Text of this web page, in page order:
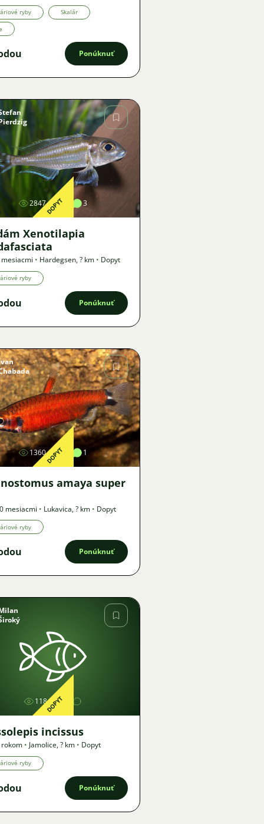
ryby Skalár
Ponúknuť
Obrázok
2847 3
DOPYT
Xenotilapia
• Hardegsen,? km • Dopyt
ryby
Ponúknuť
Obrázok
1360 1
DOPYT
amaya super
mesiacmi • Lukavica,? km • Dopyt
ryby
Ponúknuť
Obrázok
1184DOPYT
incissus
• Jamolice,? km • Dopyt
ryby
Ponúknuť